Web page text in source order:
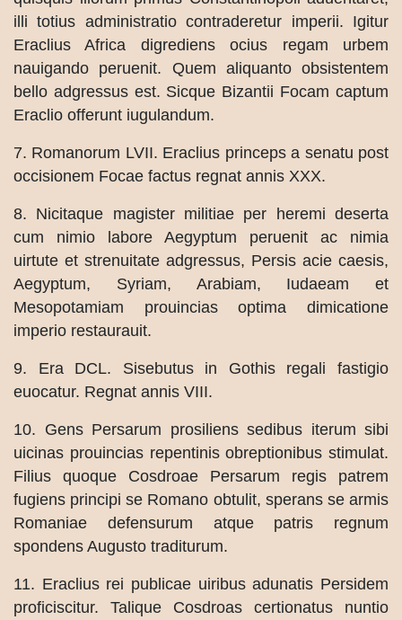
illi totius administratio contraderetur imperii. Igitur
Eraclius Africa digrediens ocius regam urbem
nauigando peruenit. Quem aliquanto obsistentem
bello adgressus est. Sicque Bizantii Focam captum
Eraclio offerunt iugulandum.
7. Romanorum LVII. Eraclius princeps a senatu post
occisionem Focae factus regnat annis XXX.
8. Nicitaque magister militiae per heremi deserta
cum nimio labore Aegyptum peruenit ac nimia
uirtute et strenuitate adgressus, Persis acie caesis,
Aegyptum, Syriam, Arabiam, Iudaeam et
Mesopotamiam prouincias optima dimicatione
imperio restaurauit.
9. Era DCL. Sisebutus in Gothis regali fastigio
euocatur. Regnat annis VIII.
10. Gens Persarum prosiliens sedibus iterum sibi
uicinas prouincias repentinis obreptionibus stimulat.
Filius quoque Cosdroae Persarum regis patrem
fugiens principi se Romano obtulit, sperans se armis
Romaniae defensurum atque patris regnum
spondens Augusto traditurum.
11. Eraclius rei publicae uiribus adunatis Persidem
proficiscitur. Talique Cosdroas certionatus nuntio